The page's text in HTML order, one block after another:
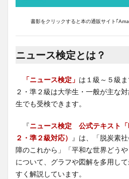
書影をクリックすると本の通販サイト｢
ニュース検定とは？
「ニュース検定」 は１級～５級
２・準２級は大学生・一般が主な
生でも受検できます。
『ニュース検定 公式テキスト「
２・準２級対応）
』は、「脱炭素
障のこれから」「平和な世界どう
について、グラフや図解を多用し
すく解説しています。